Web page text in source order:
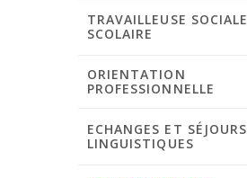
TRAVAILLEUSE SOCIALE
SCOLAIRE
ORIENTATION
PROFESSIONNELLE
Voies de formation
ECHANGES ET SÉJOURS
LINGUISTIQUES